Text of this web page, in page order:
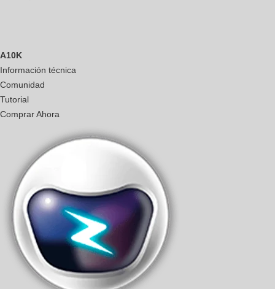
A10K
Información técnica
Comunidad
Tutorial
Comprar Ahora